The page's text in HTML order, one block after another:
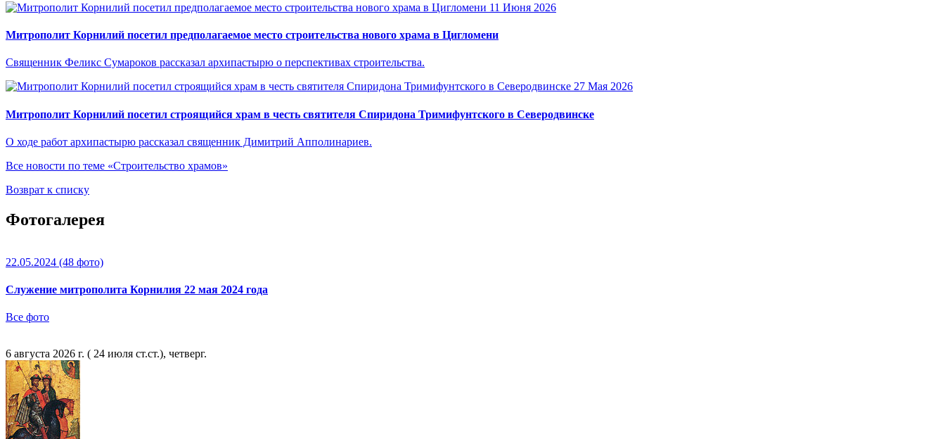
11 Июня 2026
Митрополит Корнилий посетил предполагаемое место строительства нового храма в Цигломени
Священник Феликс Сумароков рассказал архипастырю о перспективах строительства.
27 Мая 2026
Митрополит Корнилий посетил строящийся храм в честь святителя Спиридона Тримифунтского в Северодвинске
О ходе работ архипастырю рассказал священник Димитрий Апполинариев.
Все новости по теме «Строительство храмов»
Возврат к списку
Фотогалерея
22.05.2024 (48 фото)
Служение митрополита Корнилия 22 мая 2024 года
Все фото
6 августа 2026 г. ( 24 июля ст.ст.), четверг.